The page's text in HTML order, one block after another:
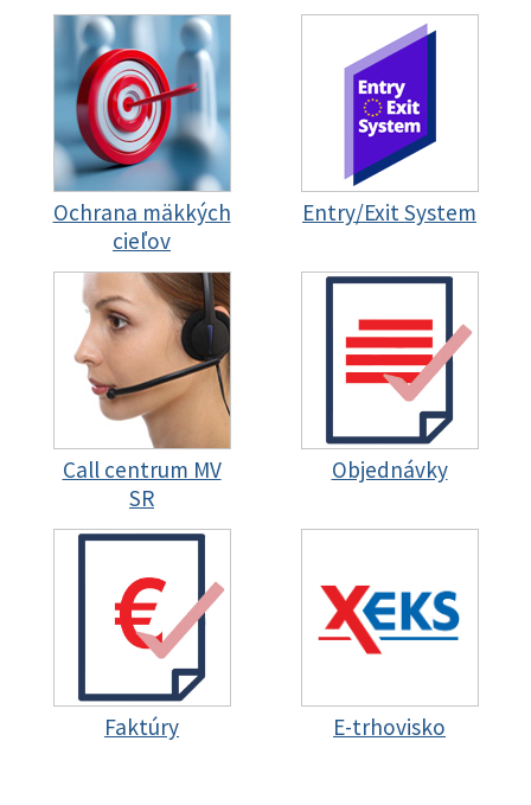
Ochrana mäkkých
cieľov
Entry/Exit System
Call centrum MV
SR
Objednávky
Faktúry E-trhovisko